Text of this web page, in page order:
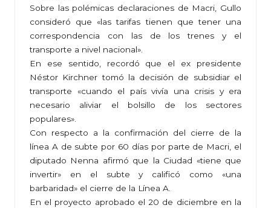
Sobre las polémicas declaraciones de Macri, Gullo
consideró que «las tarifas tienen que tener una
correspondencia con las de los trenes y el
transporte a nivel nacional».
En ese sentido, recordó que el ex presidente
Néstor Kirchner tomó la decisión de subsidiar el
transporte «cuando el país vivía una crisis y era
necesario aliviar el bolsillo de los sectores
populares».
Con respecto a la confirmación del cierre de la
línea A de subte por 60 días por parte de Macri, el
diputado Nenna afirmó que la Ciudad «tiene que
invertir» en el subte y calificó como «una
barbaridad» el cierre de la Línea A.
En el proyecto aprobado el 20 de diciembre en la